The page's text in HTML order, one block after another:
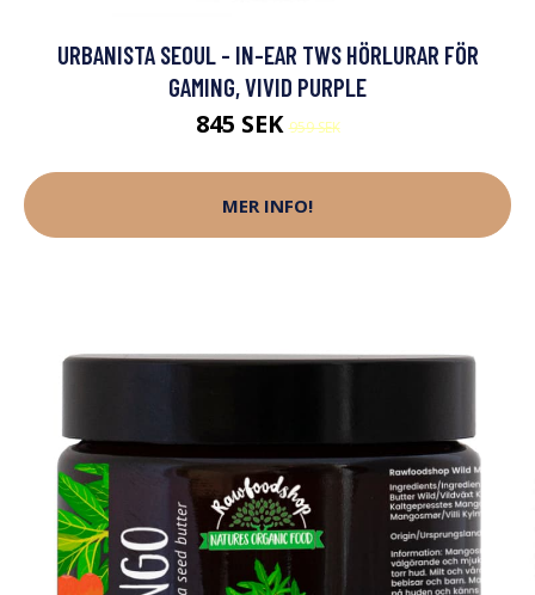
URBANISTA SEOUL - IN-EAR TWS HÖRLURAR FÖR
GAMING, VIVID PURPLE
845 SEK959 SEK
MER INFO!